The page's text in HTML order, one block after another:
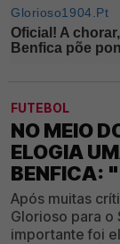
FUTEBOL
NO MEIO
ELOGIA
BENFICA:
Após muitas
Glorioso para o
importante foi